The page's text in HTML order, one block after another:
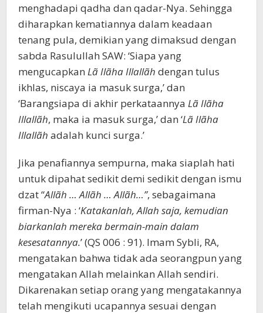
menghadapi qadha dan qadar-Nya. Sehingga
diharapkan kematiannya dalam keadaan
tenang pula, demikian yang dimaksud dengan
sabda Rasulullah SAW: ‘Siapa yang
mengucapkan Lã Ilãha Illallãh dengan tulus
ikhlas, niscaya ia masuk surga,’ dan
‘Barangsiapa di akhir perkataannya Lã Ilãha
Illallãh, maka ia masuk surga,’ dan ‘Lã Ilãha
Illallãh adalah kunci surga.’
Jika penafiannya sempurna, maka siaplah hati
untuk dipahat sedikit demi sedikit dengan ismu
dzat “Allãh … Allãh … Allãh…”, sebagaimana
firman-Nya : ‘Katakanlah, Allah saja, kemudian
biarkanlah mereka bermain-main dalam
kesesatannya.’ (QS 006 : 91). Imam Sybli, RA,
mengatakan bahwa tidak ada seorangpun yang
mengatakan Allah melainkan Allah sendiri.
Dikarenakan setiap orang yang mengatakannya
telah mengikuti ucapannya sesuai dengan